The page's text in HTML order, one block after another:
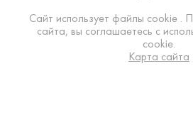
Сайт использует файлы cookie .
сайта, вы соглашаетесь с
cookie.
Карта сайта